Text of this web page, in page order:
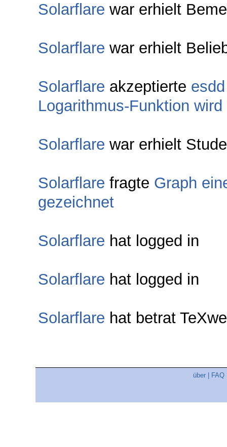
Solarflare war erhielt
Solarflare war erhielt
Solarflare akzeptierte esdd
Logarithmus-Funktion
Solarflare war erhielt
Solarflare fragte Graph
gezeichnet
Solarflare hat logged in
Solarflare hat logged in
Solarflare hat betrat
über FAQ